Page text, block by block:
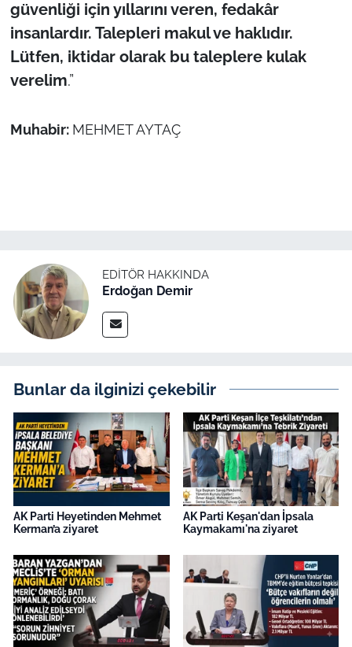
güvenliği için yıllarını veren, fedakâr
insanlardır. Talepleri makul ve haklıdır.
Lütfen, iktidar olarak bu taleplere kulak
verelim.”
Muhabir: MEHMET AYTAÇ
EDITÖR HAKKINDA
Erdoğan Demir
Bunlar da ilginizi çekebilir
AK Parti Heyetinden Mehmet
Kerman’a ziyaret
AK Parti Keşan'dan İpsala
Kaymakamı'na ziyaret